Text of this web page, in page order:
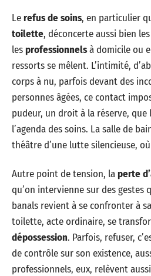
Lerefus de soins, en particulier
toilette, déconcerte aussi bien les
lesprofessionnelsà domicile ou
ressorts se mêlent. L’intimité,
corps à nu, parfois devant des
personnes âgées, ce contact
pudeur, un droit à la réserve,
l’agenda des soins. La salle de
théâtre d’une lutte silencieuse,
Autre point de tension, laperte
qu’on intervienne sur des gestes
banals revient à se confronter à
toilette, acte ordinaire, se
dépossession. Parfois, refuser,
de contrôle sur son existence,
professionnels, eux, relèvent